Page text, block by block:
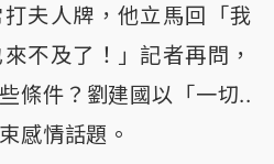
夫人牌，他立馬回「我
不及了！」記者再問，
條件？劉建國以「一切..
感情話題。